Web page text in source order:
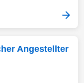
Angestellter